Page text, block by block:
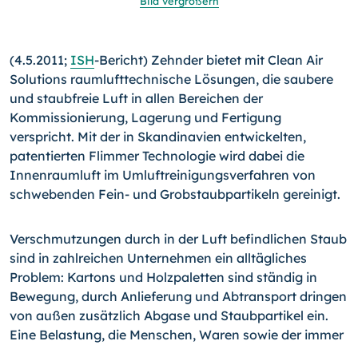
(4.5.2011; ISH-Bericht) Zehnder bietet mit Clean Air
Solutions raumlufttechnische Lösungen, die saubere
und staubfreie Luft in allen Bereichen der
Kommissionierung, Lagerung und Fertigung
verspricht. Mit der in Skandinavien entwickelten,
patentierten Flimmer Technologie wird dabei die
Innenraumluft im Umluftreinigungsverfahren von
schwebenden Fein- und Grobstaubpartikeln gereinigt.
Verschmutzungen durch in der Luft befindlichen Staub
sind in zahlreichen Unternehmen ein alltägliches
Problem: Kartons und Holzpaletten sind ständig in
Bewegung, durch Anlieferung und Abtransport dringen
von außen zusätzlich Abgase und Staubpartikel ein.
Eine Belastung, die Menschen, Waren sowie der immer